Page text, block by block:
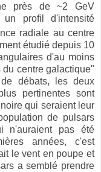
près de ~2 GeV
un profil d'intensité
radiale au centre
étudié depuis 10
d'au moins
du centre galactique"
débats, les deux
pertinentes sont
qui seraient leur
de pulsars
n'auraient pas été
années, c'est
le vent en poupe et
a semblé prendre